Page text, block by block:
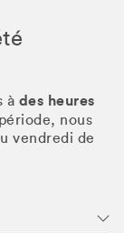
à des heures
nous
vendredi de